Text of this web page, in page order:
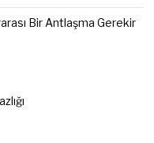
Bir Antlaşma Gerekir